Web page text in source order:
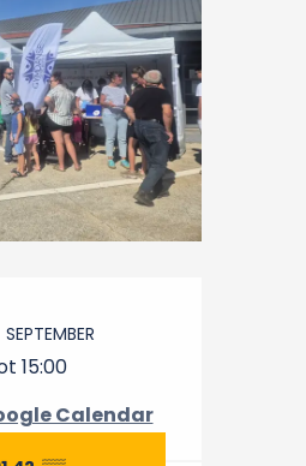
en
SEPTEMBER
15:00
Calendar